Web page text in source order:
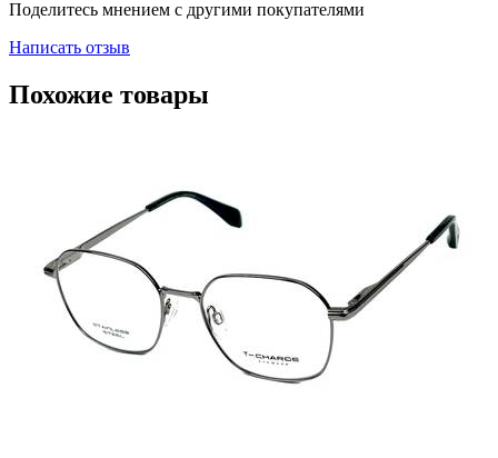
Поделитесь мнением с другими покупателями
Написать отзыв
Похожие товары